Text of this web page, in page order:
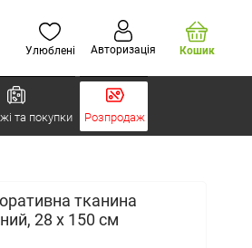
Улюблені Авторизація Кошик
та покупки Розпродаж
тканина
28 x 150 см